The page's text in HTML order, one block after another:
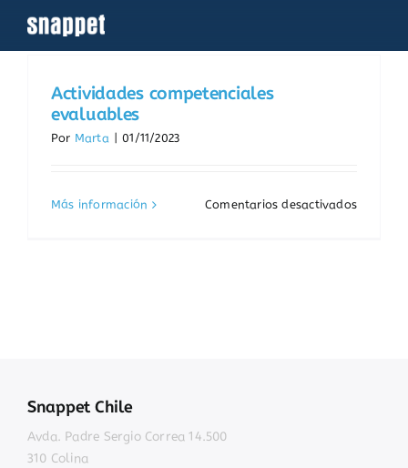
contenido
Actividades competenciales
evaluables
Por Marta | 01/11/2023
Más información Comentarios desactivadosen
Snappet Chile
Avda. Padre Sergio Correa 14.500
310 Colina